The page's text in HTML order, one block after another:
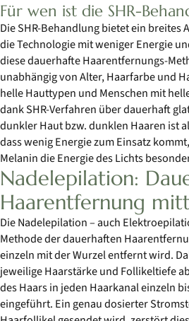
Für wen ist die SHR-
Die SHR-Behandlung bietet ein breites
die Technologie mit weniger Energie
diese dauerhafte Haarentfernungs-
unabhängig von Alter, Haarfarbe und
helle Hauttypen und Menschen mit
dank SHR-Verfahren über dauerhaft
dunkler Haut bzw. dunklen Haaren ist
dass wenig Energie zum Einsatz
Melanin die Energie des Lichts
Nadelepilation:
Haarentfernung
Die Nadelepilation – auch
Methode der dauerhaften
einzeln mit der Wurzel entfernt wird.
jeweilige Haarstärke und Follikeltiefe
des Haars in jeden Haarkanal einzeln
eingeführt. Ein genau dosierter